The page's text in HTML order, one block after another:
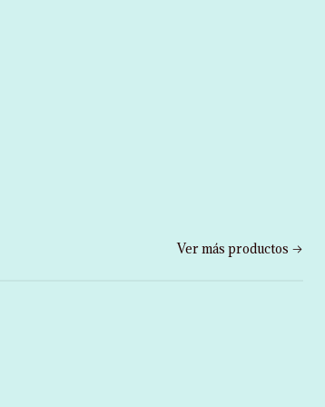
Ver más productos